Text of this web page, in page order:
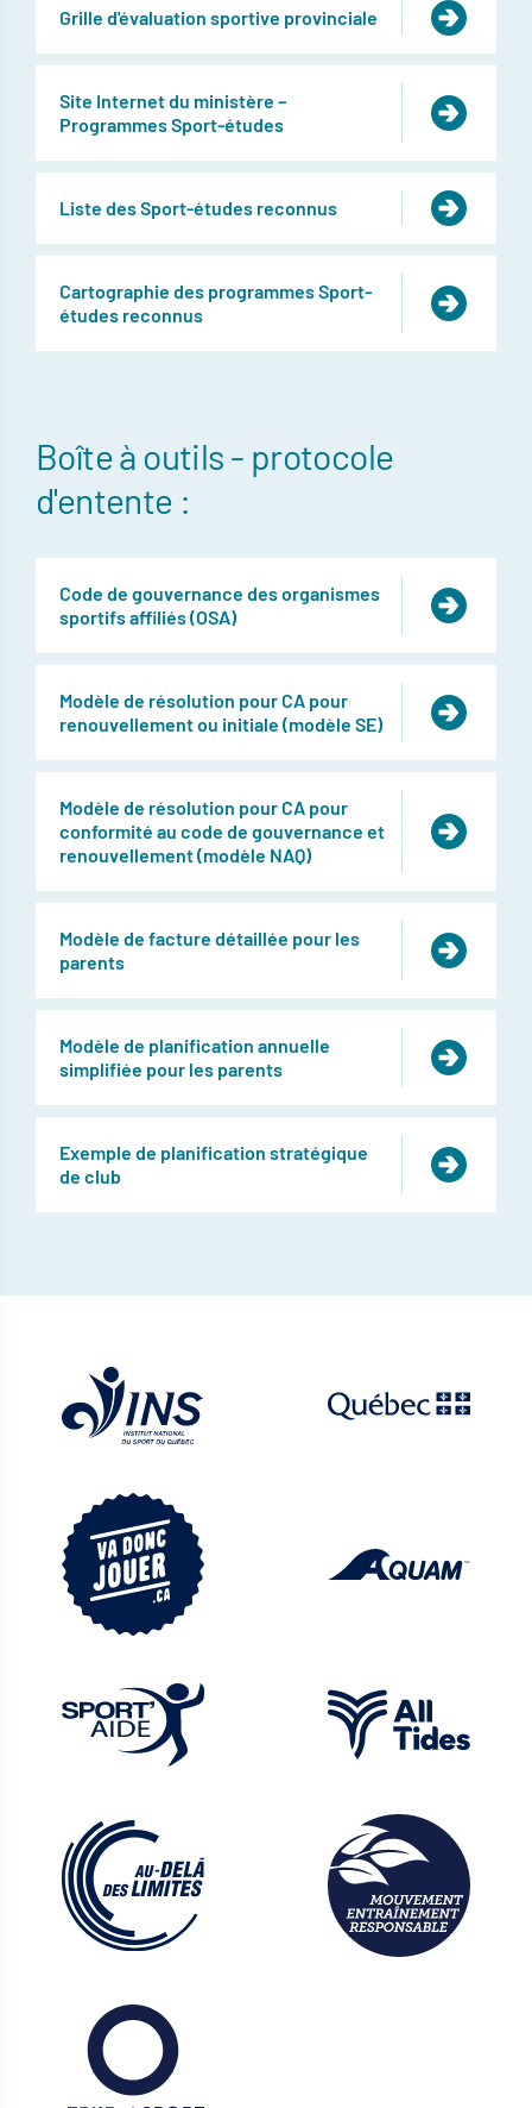
Grille d'évaluation sportive provinciale
Site Internet du ministère –
Programmes Sport-études
Liste des Sport-études reconnus
Cartographie des programmes Sport-
études reconnus
Boîte à outils - protocole
d'entente :
Code de gouvernance des organismes
sportifs affiliés (OSA)
Modèle de résolution pour CA pour
renouvellement ou initiale (modèle SE)
Modèle de résolution pour CA pour
conformité au code de gouvernance et
renouvellement (modèle NAQ)
Modèle de facture détaillée pour les
parents
Modèle de planification annuelle
simplifiée pour les parents
Exemple de planification stratégique
de club